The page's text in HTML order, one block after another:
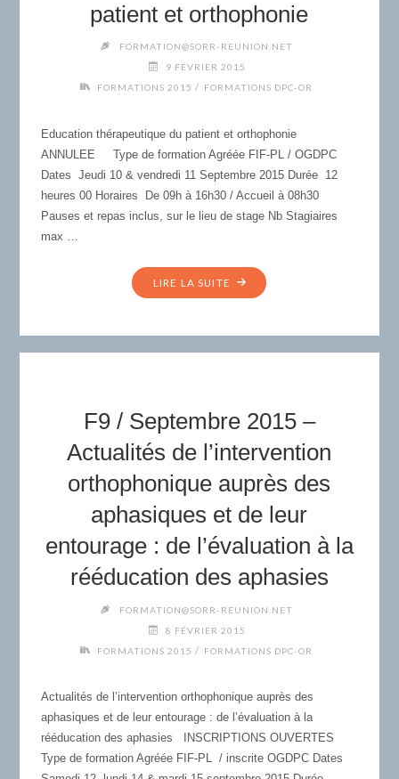
CADRE
patient et orthophonie
FORMATION@SORR-REUNION.NET
9 FÉVRIER 2015
FORMATIONS 2015 / FORMATIONS DPC-OR
Education thérapeutique du patient et orthophonie
ANNULEE Type de formation Agréée FIF-PL / OGDPC
Dates Jeudi 10 & vendredi 11 Septembre 2015 Durée 12
heures 00 Horaires De 09h à 16h30 / Accueil à 08h30
Pauses et repas inclus, sur le lieu de stage Nb Stagiaires
max …
LIRE LA SUITE "F8
/
DU
PATIENT
ORTHOPHONIE"
F9 / Septembre 2015 –
Actualités de l’intervention
orthophonique auprès des
aphasiques et de leur
entourage : de l’évaluation à la
rééducation des aphasies
FORMATION@SORR-REUNION.NET
8 FÉVRIER 2015
FORMATIONS 2015 / FORMATIONS DPC-OR
Actualités de l’intervention orthophonique auprès des
aphasiques et de leur entourage : de l’évaluation à la
rééducation des aphasies INSCRIPTIONS OUVERTES
Type de formation Agréée FIF-PL / inscrite OGDPC Dates